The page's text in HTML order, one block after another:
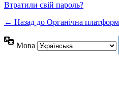
Втратили свій пароль?
← Назад до Органічна
Мова